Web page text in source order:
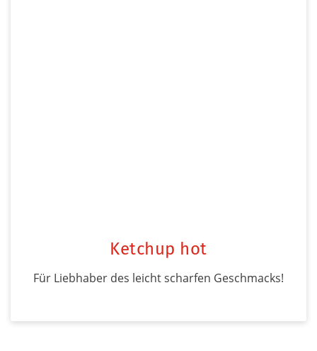
Ketchup hot
Für Liebhaber des leicht scharfen Geschmacks!